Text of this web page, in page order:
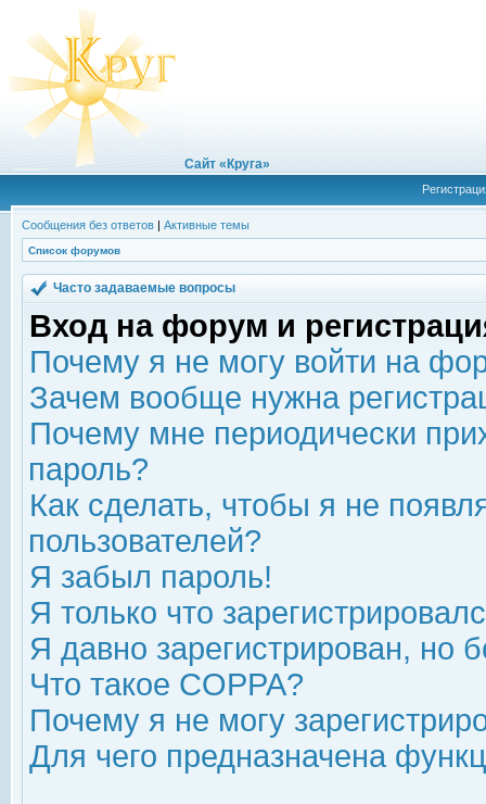
Сайт «Круга»
Сообщения без ответов | Активные темы
Список форумов
Часто задаваемые вопросы
Вход на форум и
Почему я не могу войти на
Зачем вообще нужна
Почему мне периодически
пароль?
Как сделать, чтобы я не
пользователей?
Я забыл пароль!
Я только что
Я давно зарегистрирован, но
Что такое COPPA?
Почему я не могу
Для чего предназначена